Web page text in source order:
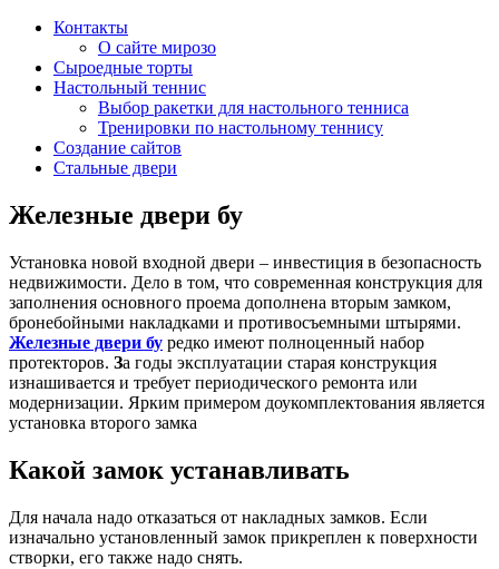
Контакты
О сайте мирозо
Сыроедные торты
Настольный теннис
Выбор ракетки для настольного тенниса
Тренировки по настольному теннису
Создание сайтов
Стальные двери
Железные двери бу
Установка новой входной двери – инвестиция в безопасность
недвижимости. Дело в том, что современная конструкция для
заполнения основного проема дополнена вторым замком,
бронебойными накладками и противосъемными штырями.
Железные двери бу редко имеют полноценный набор
протекторов. За годы эксплуатации старая конструкция
изнашивается и требует периодического ремонта или
модернизации. Ярким примером доукомплектования является
установка второго замка
Какой замок устанавливать
Для начала надо отказаться от накладных замков. Если
изначально установленный замок прикреплен к поверхности
створки, его также надо снять.